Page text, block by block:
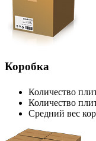
Коробка
Количество
Количество
Средний вес